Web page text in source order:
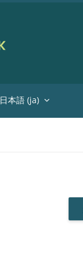
日本語 ‎(ja)‎